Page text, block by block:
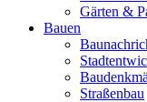
Gärten &
Bauen
Straßenbau